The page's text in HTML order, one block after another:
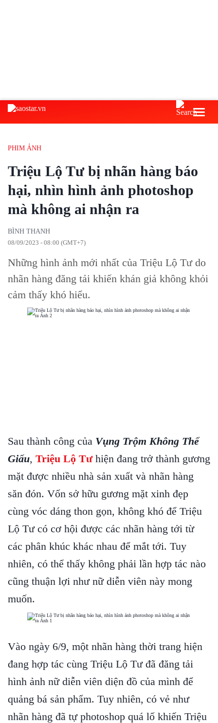
PHIM ẢNH
Triệu Lộ Tư bị nhãn hàng báo
hại, nhìn hình ảnh photoshop
mà không ai nhận ra
BÌNH THANH
08/09/2023 - 08:00 (GMT+7)
Những hình ảnh mới nhất của Triệu Lộ Tư do
nhãn hàng đăng tải khiến khán giả không khỏi
cảm thấy khó hiểu.
Sau thành công của Vụng Trộm Không Thể
Giấu, Triệu Lộ Tưhiện đang trở thành gương
mặt được nhiều nhà sản xuất và nhãn hàng
săn đón. Vốn sở hữu gương mặt xinh đẹp
cùng vóc dáng thon gọn, không khó để Triệu
Lộ Tư có cơ hội được các nhãn hàng tới từ
các phân khúc khác nhau để mắt tới. Tuy
nhiên, có thể thấy không phải lần hợp tác nào
cũng thuận lợi như nữ diễn viên này mong
muốn.
Vào ngày 6/9, một nhãn hàng thời trang hiện
đang hợp tác cùng Triệu Lộ Tư đã đăng tải
hình ảnh nữ diễn viên diện đồ của mình để
quảng bá sản phẩm. Tuy nhiên, có vẻ như
nhãn hàng đã tự photoshop quá lố khiến Triệu